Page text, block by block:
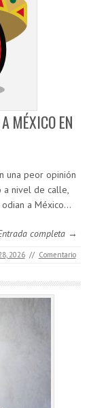
MÉXICO EN
una peor opinión
a nivel de calle,
a México…
completa →
2026 // Comentario